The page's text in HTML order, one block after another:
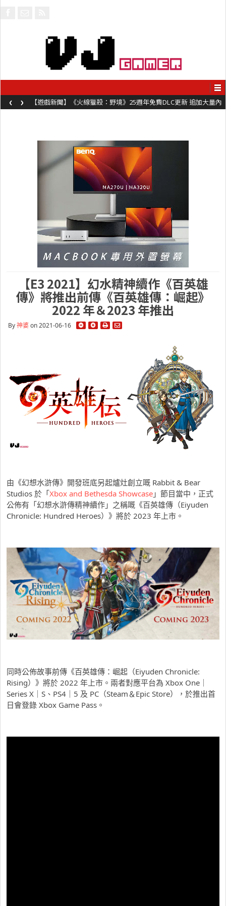
【遊戲新聞】《火線獵殺：野境》25週年免費DLC更新 追加大量內
容同時系舊作限時超平價折扣
‹ ›
【E3 2021】幻水精神續作《百英雄
傳》將推出前傳《百英雄傳：崛起》
2022 年＆2023 年推出
By神婆on 2021-06-16
由《幻想水滸傳》開發班底另起爐灶創立嘅 Rabbit & Bear
Studios 於「Xbox and Bethesda Showcase 」節目當中，正式
公佈有「幻想水滸傳精神續作」之稱嘅《百英雄傳（Eiyuden
Chronicle: Hundred Heroes）》將於 2023 年上市。
同時公佈故事前傳《百英雄傳：崛起（Eiyuden Chronicle:
Rising）》將於 2022 年上市。兩者對應平台為 Xbox One｜
Series X｜S、PS4｜5 及 PC（Steam＆Epic Store），於推出首
日會登錄 Xbox Game Pass。